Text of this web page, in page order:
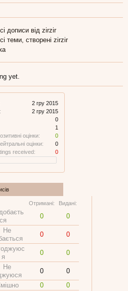
2 гру 2015
2 гру 2015
0
1
оцінки:
0
оцінки:
0
received:
0
Отримані: Видані:
0 0
0 0
0 0
0
0
0
0
дописи від zirzir
теми, створені zirzir
yet.